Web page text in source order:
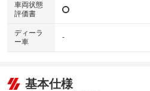
車両状態
評価書
ディーラ
ー車
-
基本仕様